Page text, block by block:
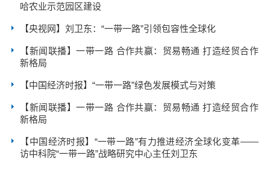
哈农业示范园区建设
【央视网】刘卫东：“一带一路”引领包容性全球化
【新闻联播】一带一路 合作共赢：贸易畅通 打造经贸合作
新格局
【中国经济时报】“一带一路”绿色发展模式与对策
【新闻联播】一带一路 合作共赢：贸易畅通 打造经贸合作
新格局
【中国经济时报】“一带一路”有力推进经济全球化变革——
访中科院“一带一路”战略研究中心主任刘卫东